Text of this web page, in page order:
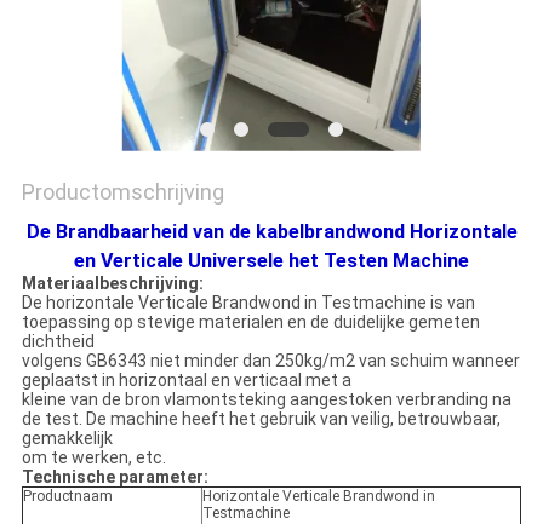
Productomschrijving
De Brandbaarheid van de kabelbrandwond Horizontale
en Verticale Universele het Testen Machine
Materiaalbeschrijving:
De horizontale Verticale Brandwond in Testmachine is van
toepassing op stevige materialen en de duidelijke gemeten
dichtheid
volgens GB6343 niet minder dan 250kg/m2 van schuim wanneer
geplaatst in horizontaal en verticaal met a
kleine van de bron vlamontsteking aangestoken verbranding na
de test. De machine heeft het gebruik van veilig, betrouwbaar,
gemakkelijk
om te werken, etc.
Technische parameter:
Productnaam
Horizontale Verticale Brandwond in
Testmachine